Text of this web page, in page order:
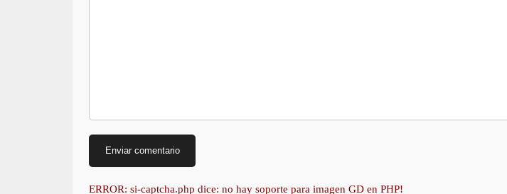
ERROR: si-captcha.php dice: no hay soporte para imagen GD en PHP!